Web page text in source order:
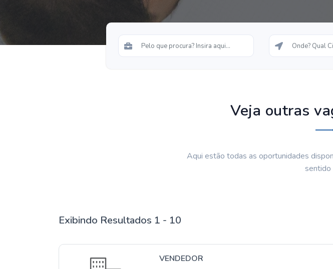
Veja outras
Aqui estão todas as oportunidades
sentido
Exibindo Resultados 1 - 10
VENDEDOR